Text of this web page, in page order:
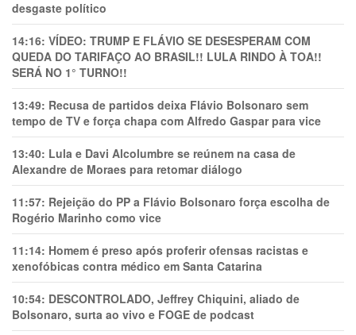
desgaste político
14:16: VÍDEO: TRUMP E FLÁVIO SE DESESPERAM COM
QUEDA DO TARIFAÇO AO BRASIL!! LULA RINDO À TOA!!
SERÁ NO 1° TURNO!!
13:49: Recusa de partidos deixa Flávio Bolsonaro sem
tempo de TV e força chapa com Alfredo Gaspar para vice
13:40: Lula e Davi Alcolumbre se reúnem na casa de
Alexandre de Moraes para retomar diálogo
11:57: Rejeição do PP a Flávio Bolsonaro força escolha de
Rogério Marinho como vice
11:14: Homem é preso após proferir ofensas racistas e
xenofóbicas contra médico em Santa Catarina
10:54: DESCONTROLADO, Jeffrey Chiquini, aliado de
Bolsonaro, surta ao vivo e FOGE de podcast